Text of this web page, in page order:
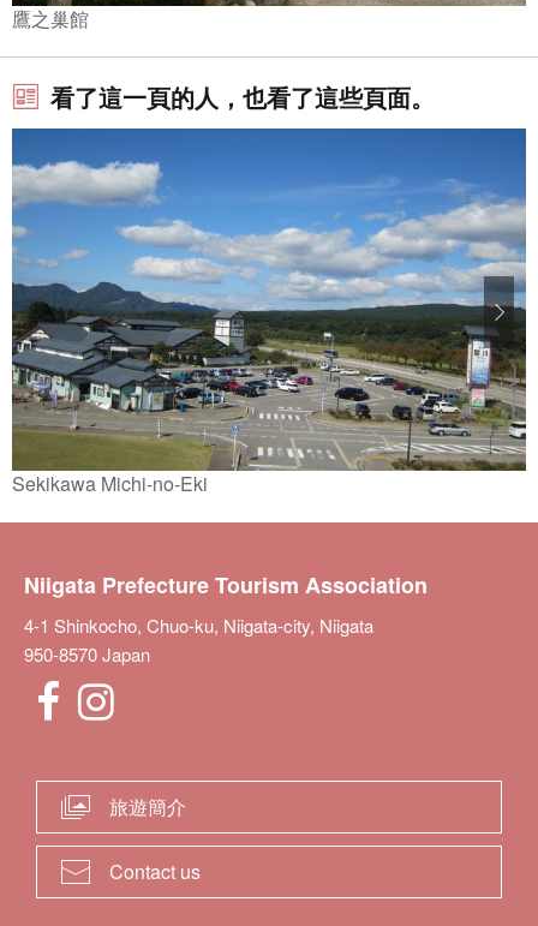
鷹之巢館
看了這一頁的人，也看了這些頁面。
Sekikawa Michi-no-Eki
Niigata Prefecture Tourism Association
4-1 Shinkocho, Chuo-ku, Niigata-city, Niigata
950-8570 Japan
旅遊簡介
Contact us